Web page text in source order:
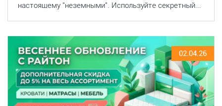
настоящему "неземными". Используйте секретный...
02.04.26